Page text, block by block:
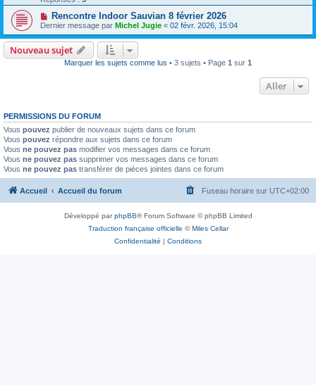
Rencontre Indoor Sauvian 8 février 2026
Dernier message par Michel Jugie « 02 févr. 2026, 15:04
Nouveau sujet
Marquer les sujets comme lus • 3 sujets • Page 1 sur 1
Aller
PERMISSIONS DU FORUM
Vous pouvez publier de nouveaux sujets dans ce forum
Vous pouvez répondre aux sujets dans ce forum
Vous ne pouvez pas modifier vos messages dans ce forum
Vous ne pouvez pas supprimer vos messages dans ce forum
Vous ne pouvez pas transférer de pièces jointes dans ce forum
Accueil Accueil du forum Fuseau horaire sur UTC+02:00
Développé parphpBB® Forum Software © phpBB Limited
Traduction française officielle ©Miles Cellar
Confidentialité | Conditions